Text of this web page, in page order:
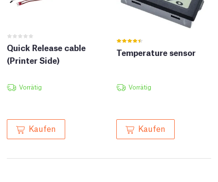
Quick Release cable
(Printer Side)
Vorrätig
Kaufen
Temperature sensor
Vorrätig
Kaufen